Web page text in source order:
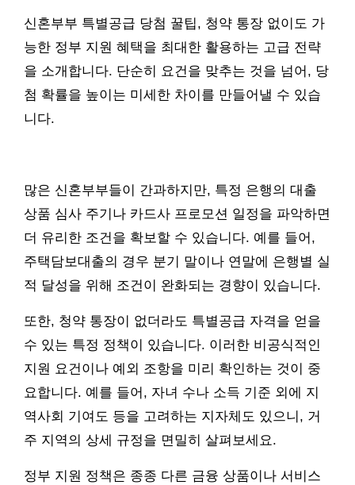
신혼부부 특별공급 당첨 꿀팁, 청약 통장 없이도 가
능한 정부 지원 혜택을 최대한 활용하는 고급 전략
을 소개합니다. 단순히 요건을 맞추는 것을 넘어, 당
첨 확률을 높이는 미세한 차이를 만들어낼 수 있습
니다.
많은 신혼부부들이 간과하지만, 특정 은행의 대출
상품 심사 주기나 카드사 프로모션 일정을 파악하면
더 유리한 조건을 확보할 수 있습니다. 예를 들어,
주택담보대출의 경우 분기 말이나 연말에 은행별 실
적 달성을 위해 조건이 완화되는 경향이 있습니다.
또한, 청약 통장이 없더라도 특별공급 자격을 얻을
수 있는 특정 정책이 있습니다. 이러한 비공식적인
지원 요건이나 예외 조항을 미리 확인하는 것이 중
요합니다. 예를 들어, 자녀 수나 소득 기준 외에 지
역사회 기여도 등을 고려하는 지자체도 있으니, 거
주 지역의 상세 규정을 면밀히 살펴보세요.
정부 지원 정책은 종종 다른 금융 상품이나 서비스